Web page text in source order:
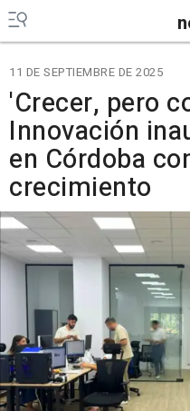
11 DE SEPTIEMBRE DE 2025
'Crecer, pero
Innovación
en Córdoba
crecimiento